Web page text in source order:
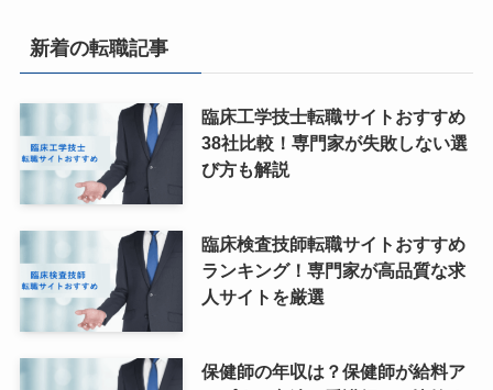
新着の転職記事
臨床工学技士転職サイトおすすめ
38社比較！専門家が失敗しない選
び方も解説
臨床検査技師転職サイトおすすめ
ランキング！専門家が高品質な求
人サイトを厳選
保健師の年収は？保健師が給料ア